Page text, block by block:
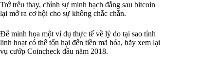
Trớ trêu thay, chính sự minh bạch đằng sau bitcoin
lại mở ra cơ hội cho sự không chắc chắn.
Để minh họa một ví dụ thực tế về lý do tại sao tính
linh hoạt có thể tổn hại đến tiền mã hóa, hãy xem lại
vụ cướp Coincheck đầu năm 2018.